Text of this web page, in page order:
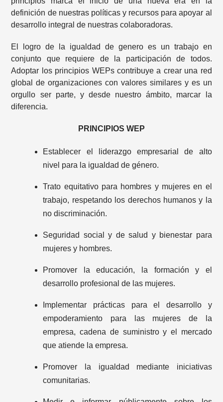
definición de nuestras políticas y recursos para apoyar al
desarrollo integral de nuestras colaboradoras.
El logro de la igualdad de genero es un trabajo en
conjunto que requiere de la participación de todos.
Adoptar los principios WEPs contribuye a crear una red
global de organizaciones con valores similares y es un
orgullo ser parte, y desde nuestro ámbito, marcar la
diferencia.
PRINCIPIOS WEP
Establecer el liderazgo empresarial de alto
nivel para la igualdad de género.
Trato equitativo para hombres y mujeres en el
trabajo, respetando los derechos humanos y la
no discriminación.
Seguridad social y de salud y bienestar para
mujeres y hombres.
Promover la educación, la formación y el
desarrollo profesional de las mujeres.
Implementar prácticas para el desarrollo y
empoderamiento para las mujeres de la
empresa, cadena de suministro y el mercado
que atiende la empresa.
Promover la igualdad mediante iniciativas
comunitarias.